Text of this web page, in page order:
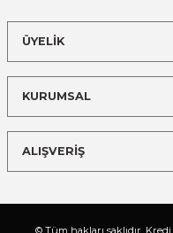
ÜYELİK
KURUMSAL
ALIŞVERİŞ
© Tüm hakları saklıdır.